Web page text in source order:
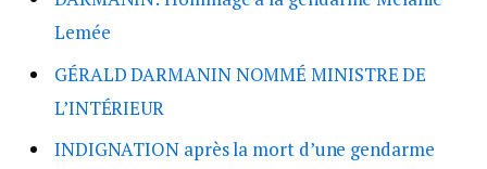
Lemée
GÉRALD DARMANIN NOMMÉ MINISTRE DE
L’INTÉRIEUR
INDIGNATION après la mort d’une gendarme